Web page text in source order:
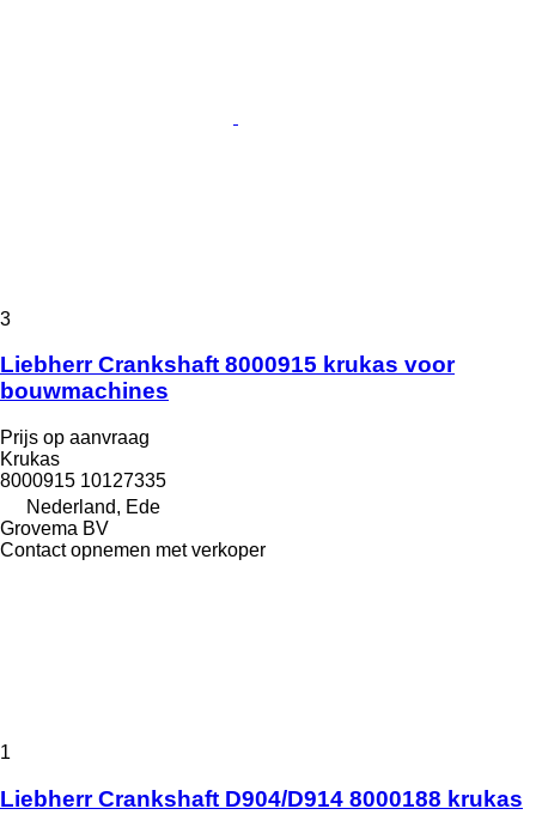
3
Liebherr Crankshaft 8000915 krukas voor
bouwmachines
Prijs op aanvraag
Krukas
8000915 10127335
Nederland, Ede
Grovema BV
Contact opnemen met verkoper
1
Liebherr Crankshaft D904/D914 8000188 krukas